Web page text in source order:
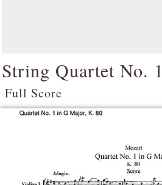
String Quartet No. 1
Full Score